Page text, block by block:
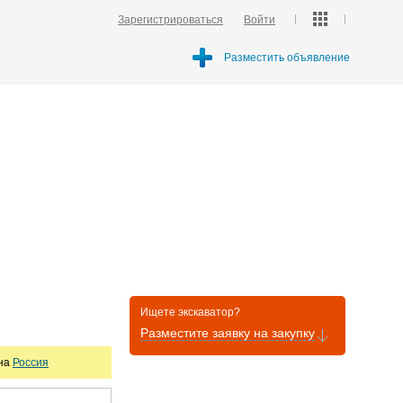
Зарегистрироваться Войти
Разместить объявление
Россия
Ищете экскаватор?
Разместите заявку на закупку